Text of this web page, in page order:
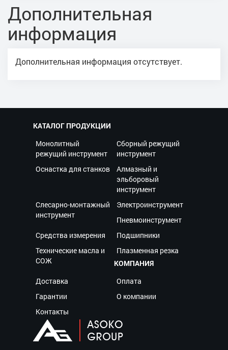
Дополнительная
информация
Дополнительная информация отсутствует.
КАТАЛОГ ПРОДУКЦИИ
Монолитный
режущий инструмент
Сборный режущий
инструмент
Оснастка для станков
Алмазный и
эльборовый
инструмент
Слесарно-монтажный
инструмент
Электроинструмент
Пневмоинструмент
Средства измерения
Подшипники
Технические масла и
СОЖ
Плазменная резка
КОМПАНИЯ
Доставка
Оплата
Гарантии
О компании
Контакты